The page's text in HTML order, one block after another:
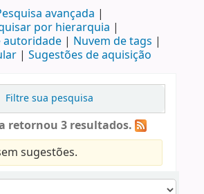
avançada
por hierarquia
autoridade
Nuvem de tags
Sugestões de aquisição
Filtre sua pesquisa
retornou 3 resultados.
sugestões.